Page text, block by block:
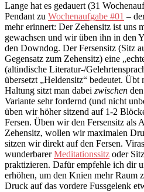
Lange hat es gedauert (31
Pendant zu Wochenaufgabe #01 –
mehr erinnert: Der Zehensitz ist uns
gewachsen und wir üben ihn in den
den Downdog. Der Fersensitz (Sitz
Gegensatz zum Zehensitz) eine
(altindische Literatur-/
übersetzt „Heldensitz“ bedeutet.
Haltung sitzt man dabei zwischen
Variante sehr fordernd (und nicht
üben wir höher sitzend auf 1-2
Fersen. Üben wir den Fersensitz als
Zehensitz, wollen wir maximalen
sitzen wir direkt auf den Fersen.
wunderbarerMeditationssitz oder
praktizieren. Dafür empfehle ich dir
erhöhen, um den Knien mehr Raum
Druck auf das vordere Fussgelenk